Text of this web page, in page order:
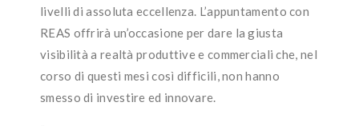
livelli di assoluta eccellenza. L’appuntamento con
REAS offrirà un’occasione per dare la giusta
visibilità a realtà produttive e commerciali che, nel
corso di questi mesi così difficili, non hanno
smesso di investire ed innovare.